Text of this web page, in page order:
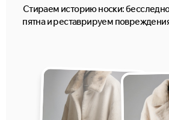
Стираем историю носки:
пятна и реставрируем